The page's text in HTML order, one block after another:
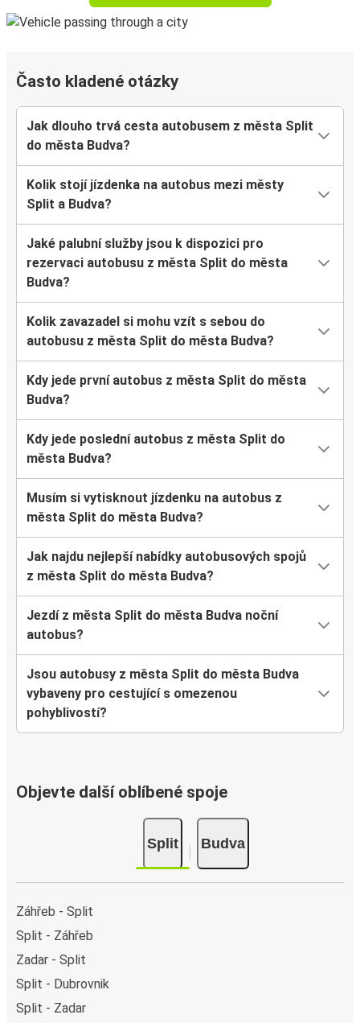
Často kladené otázky
Jak dlouho trvá cesta autobusem z města Split
do města Budva?
Kolik stojí jízdenka na autobus mezi městy
Split a Budva?
Jaké palubní služby jsou k dispozici pro
rezervaci autobusu z města Split do města
Budva?
Kolik zavazadel si mohu vzít s sebou do
autobusu z města Split do města Budva?
Kdy jede první autobus z města Split do města
Budva?
Kdy jede poslední autobus z města Split do
města Budva?
Musím si vytisknout jízdenku na autobus z
města Split do města Budva?
Jak najdu nejlepší nabídky autobusových spojů
z města Split do města Budva?
Jezdí z města Split do města Budva noční
autobus?
Jsou autobusy z města Split do města Budva
vybaveny pro cestující s omezenou
pohyblivostí?
Objevte další oblíbené spoje
Split Budva
Záhřeb - Split
Split - Záhřeb
Zadar - Split
Split - Dubrovnik
Split - Zadar